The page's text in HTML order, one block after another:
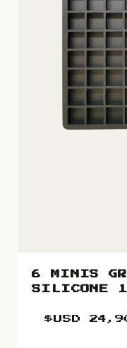
6 MINIS
SILICONE
$USD